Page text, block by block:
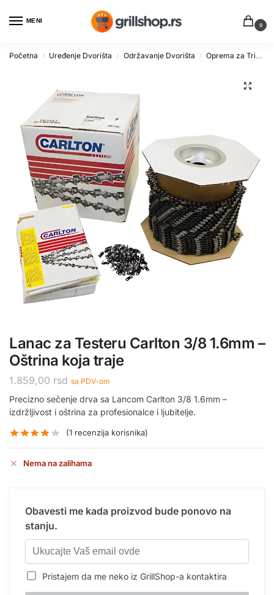
MENI
0
Početna / Uređenje Dvorišta / Održavanje Dvorišta / Oprema za Trimere i Kosilice
Lanac za Testeru Carlton 3/8 1.6mm –
Oštrina koja traje
1.859,00 rsd sa PDV-om
Precizno sečenje drva sa Lancom Carlton 3/8 1.6mm –
izdržljivost i oštrina za profesionalce i ljubitelje.
(1 recenzija korisnika)
Nema na zalihama
Obavesti me kada proizvod bude ponovo na
stanju.
Pristajem da me neko iz GrillShop-a kontaktira